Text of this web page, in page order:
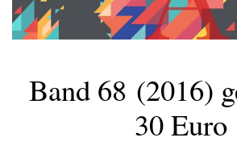
Band 68 (2016)
30 Euro